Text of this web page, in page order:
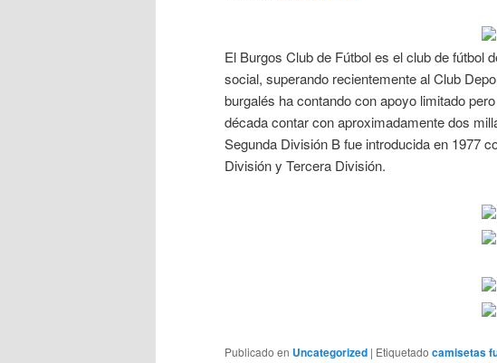
El Burgos Club de Fútbol es el club de fútbol
social, superando recientemente al Club
burgalés ha contando con apoyo limitado
década contar con aproximadamente dos
Segunda División B fue introducida en 1977
División y Tercera División.
Publicado en Uncategorized | Etiquetado camisetas